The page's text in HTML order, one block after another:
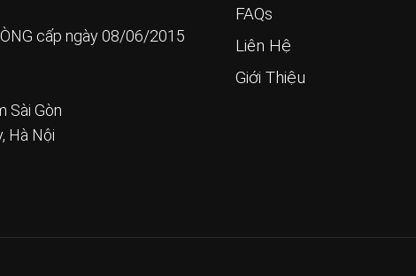
cấp ngày 08/06/2015
Sài Gòn
Hà Nội
FAQs
Liên Hệ
Giới Thiệu